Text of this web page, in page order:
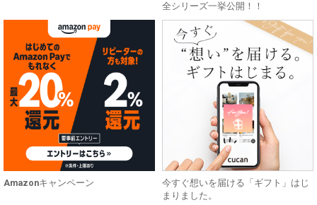
全シリーズ一挙公開！！
Amazonキャンペーン
今すぐ想いを届ける「ギフト」はじ
まりました。